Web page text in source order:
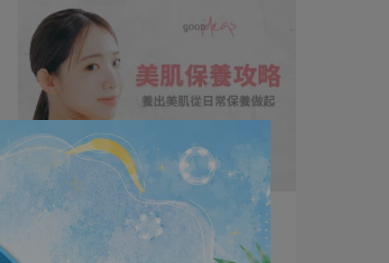
養出美肌，從日常保養做起
vigorskincare | 2024-01-15